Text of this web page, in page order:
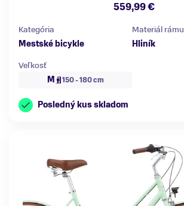
559,99 €
Kategória
Mestské bicykle
Materiál rámu
Hliník
Veľkosť
M
150 - 180 cm
Posledný kus skladom